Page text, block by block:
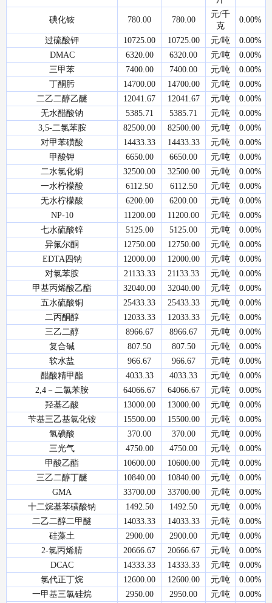
碘化铵 780.00 780.00
元/千
克
0.00%
过硫酸钾 10725.00 10725.00 元/吨
0.00%
DMAC
6320.00 6320.00 元/吨
0.00%
三甲苯
7400.00 7400.00 元/吨
0.00%
丁酮肟
14700.00 14700.00 元/吨
0.00%
二乙二醇乙醚
12041.67 12041.67 元/吨
0.00%
无水醋酸钠
5385.71 5385.71 元/吨
0.00%
3,5-二氯苯胺
82500.00 82500.00 元/吨
0.00%
对甲苯磺酸
14433.33 14433.33 元/吨
0.00%
甲酸钾
6650.00 6650.00 元/吨
0.00%
二水氯化铜
32500.00 32500.00 元/吨
0.00%
一水柠檬酸
6112.50 6112.50 元/吨
0.00%
无水柠檬酸
6200.00 6200.00 元/吨
0.00%
NP-10
11200.00 11200.00 元/吨
0.00%
七水硫酸锌
5125.00 5125.00 元/吨
0.00%
异氟尔酮
12750.00 12750.00 元/吨
0.00%
EDTA四钠
12000.00 12000.00 元/吨
0.00%
对氯苯胺
21133.33 21133.33 元/吨
0.00%
甲基丙烯酸乙酯
32040.00 32040.00 元/吨
0.00%
五水硫酸铜
25433.33 25433.33 元/吨
0.00%
二丙酮醇
12033.33 12033.33 元/吨
0.00%
三乙二醇
8966.67 8966.67 元/吨
0.00%
复合碱
807.50 807.50 元/吨
0.00%
软水盐
966.67 966.67 元/吨
0.00%
醋酸精甲酯
4033.33 4033.33 元/吨
0.00%
2,4－二氯苯胺
64066.67 64066.67 元/吨
0.00%
羟基乙酸
13000.00 13000.00 元/吨
0.00%
苄基三乙基氯化铵
15500.00 15500.00 元/吨
0.00%
氢碘酸
370.00 370.00 元/吨
0.00%
三光气
4750.00 4750.00 元/吨
0.00%
甲酸乙酯
10600.00 10600.00 元/吨
0.00%
三乙二醇丁醚
10840.00 10840.00 元/吨
0.00%
GMA
33700.00 33700.00 元/吨
0.00%
十二烷基苯磺酸钠
1492.50 1492.50 元/吨
0.00%
二乙二醇二甲醚
14033.33 14033.33 元/吨
0.00%
硅藻土
2900.00 2900.00 元/吨
0.00%
2-氯丙烯腈
20666.67 20666.67 元/吨
0.00%
DCAC
14333.33 14333.33 元/吨
0.00%
氯代正丁烷
12600.00 12600.00 元/吨
0.00%
一甲基三氯硅烷
2950.00 2950.00 元/吨
0.00%